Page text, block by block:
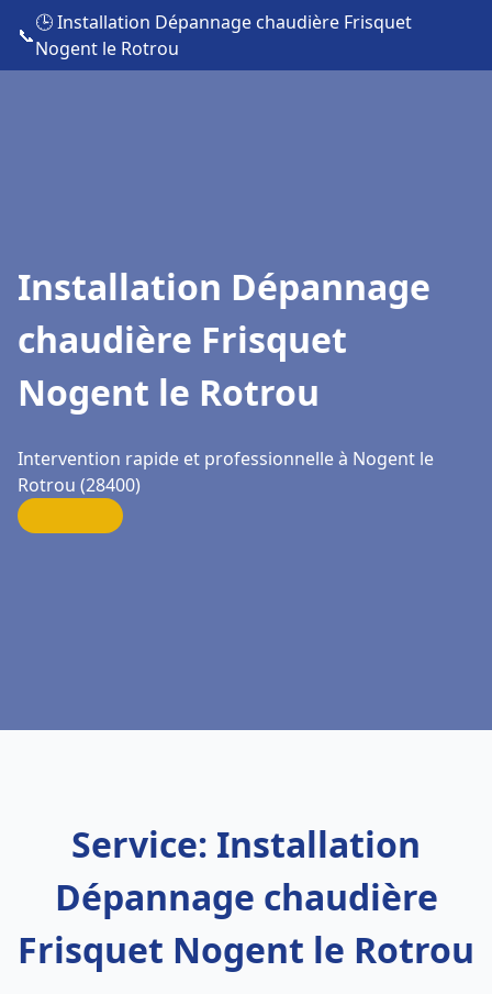
📞
🕒 Installation Dépannage chaudière Frisquet
Nogent le Rotrou
Installation Dépannage
chaudière Frisquet
Nogent le Rotrou
Intervention rapide et professionnelle à Nogent le
Rotrou (28400)
Service: Installation
Dépannage chaudière
Frisquet Nogent le Rotrou